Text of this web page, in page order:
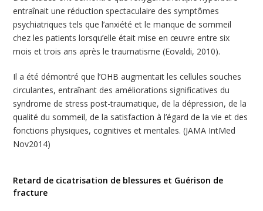
entraînait une réduction spectaculaire des symptômes
psychiatriques tels que l’anxiété et le manque de sommeil
chez les patients lorsqu’elle était mise en œuvre entre six
mois et trois ans après le traumatisme (Eovaldi, 2010).
Il a été démontré que l’OHB augmentait les cellules souches
circulantes, entraînant des améliorations significatives du
syndrome de stress post-traumatique, de la dépression, de la
qualité du sommeil, de la satisfaction à l’égard de la vie et des
fonctions physiques, cognitives et mentales. (JAMA IntMed
Nov2014)
Retard de cicatrisation de blessures et Guérison de
fracture